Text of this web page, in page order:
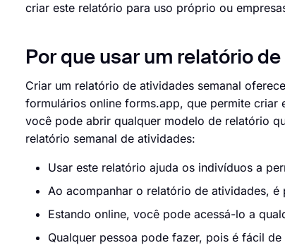
criar este relatório para uso próprio ou
Por que usar um relatório
Criar um relatório de atividades semanal
formulários online forms.app, que permite
você pode abrir qualquer modelo de relatório
relatório semanal de atividades:
Usar este relatório ajuda os indivíduos a
Ao acompanhar o relatório de atividades,
Estando online, você pode acessá-lo a
Qualquer pessoa pode fazer, pois é fácil